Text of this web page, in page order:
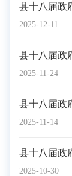
2025-12-11
县十八届政
2025-11-24
县十八届政
2025-11-14
县十八届政
2025-10-30
县十八届政